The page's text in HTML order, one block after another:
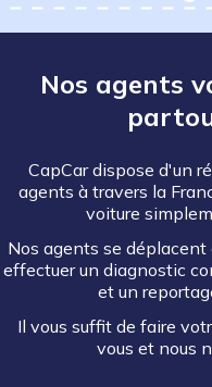
Nos agents
CapCar dispose d'un
agents à travers la
voiture
Nos agents se
effectuer un diagnostic
et un
Il vous suffit de faire
vous et nous